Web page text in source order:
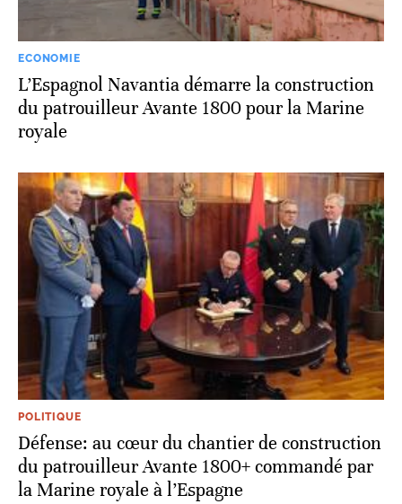
ECONOMIE
L’Espagnol Navantia démarre la construction
du patrouilleur Avante 1800 pour la Marine
royale
POLITIQUE
Défense: au cœur du chantier de construction
du patrouilleur Avante 1800+ commandé par
la Marine royale à l’Espagne